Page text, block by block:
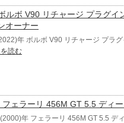
ルボ V90 リチャージ プラグイ
オーナー
年 ボルボ V90 リチャージ プラ
読む
ェラーリ 456M GT 5.5 ディ
年 フェラーリ 456M GT 5.5 デ